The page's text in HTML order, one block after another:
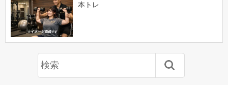
本トレ